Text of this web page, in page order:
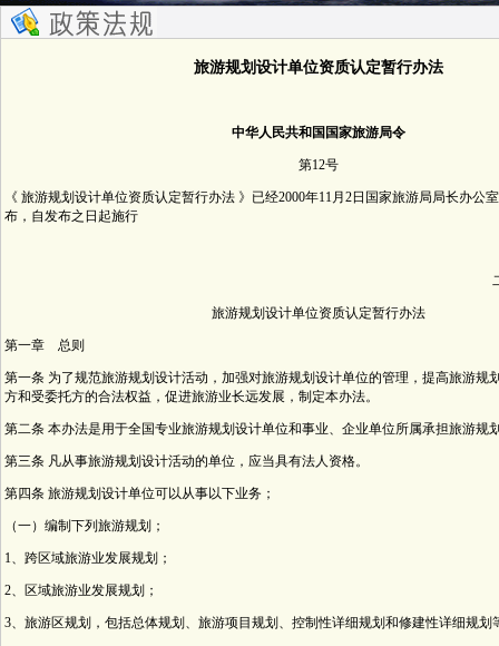
旅游规划设计单位资质认定暂行办法
中华人民共和国国家旅游局令
第12号
《 旅游规划设计单位资质认定暂行办法 》已经2000年11月2日国家旅游局局长办公
布，自发布之日起施行
旅游规划设计单位资质认定暂行办法
第一章 总则
第一条 为了规范旅游规划设计活动，加强对旅游规划设计单位的管理，提高旅游规
方和受委托方的合法权益，促进旅游业长远发展，制定本办法。
第二条 本办法是用于全国专业旅游规划设计单位和事业、企业单位所属承担旅游规
第三条 凡从事旅游规划设计活动的单位，应当具有法人资格。
第四条 旅游规划设计单位可以从事以下业务；
（一）编制下列旅游规划；
1、跨区域旅游业发展规划；
2、区域旅游业发展规划；
3、旅游区规划，包括总体规划、旅游项目规划、控制性详细规划和修建性详细规划